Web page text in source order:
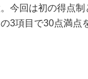
今回は初の得点制
3項目で30点満点